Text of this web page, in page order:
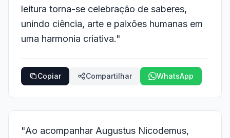
leitura torna-se celebração de saberes,
unindo ciência, arte e paixões humanas em
uma harmonia criativa."
Copiar Compartilhar WhatsApp
"Ao acompanhar Augustus Nicodemus,